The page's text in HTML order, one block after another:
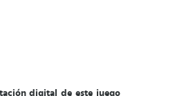
digital de este juego